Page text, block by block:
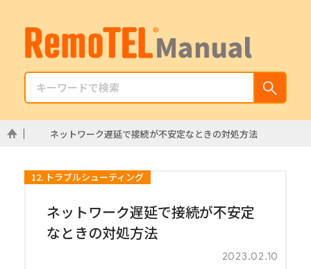
ネットワーク遅延で接続が不安定なときの対処方法
12. トラブルシューティング
ネットワーク遅延で接続が不安定
なときの対処方法
2023.02.10